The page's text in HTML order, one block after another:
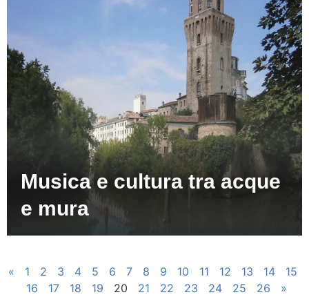
Musica e cultura tra acque
e mura
« 1 2 3 4 5 6 7 8 9 10 11 12 13 14
15
16
17 18 19 20 21 22 23 24 25 26 »